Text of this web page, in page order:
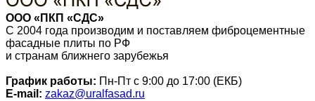
ООО «ПКП «СДС»
С 2004 года производим и поставляем фиброцементные
фасадные плиты по РФ
и странам ближнего зарубежья
График работы: Пн-Пт с 9:00 до 17:00 (ЕКБ)
E-mail: zakaz@uralfasad.ru